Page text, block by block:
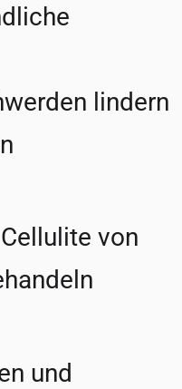
lindern
von
und